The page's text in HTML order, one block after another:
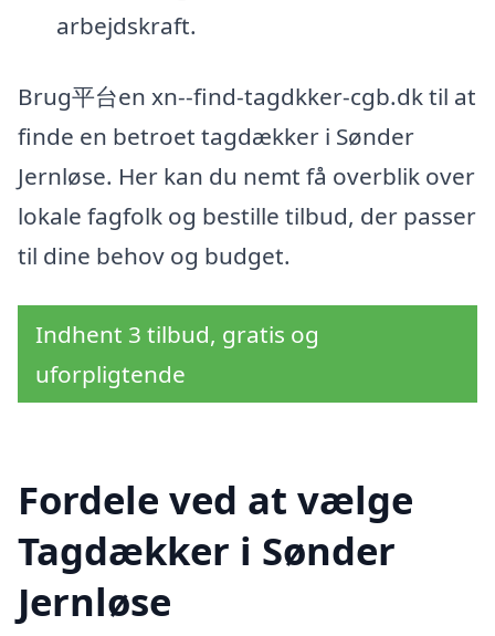
arbejdskraft.
Brug平台en xn--find-tagdkker-cgb.dk til at
finde en betroet tagdækker i Sønder
Jernløse. Her kan du nemt få overblik over
lokale fagfolk og bestille tilbud, der passer
til dine behov og budget.
Indhent 3 tilbud, gratis og
uforpligtende
Fordele ved at vælge
Tagdækker i Sønder
Jernløse